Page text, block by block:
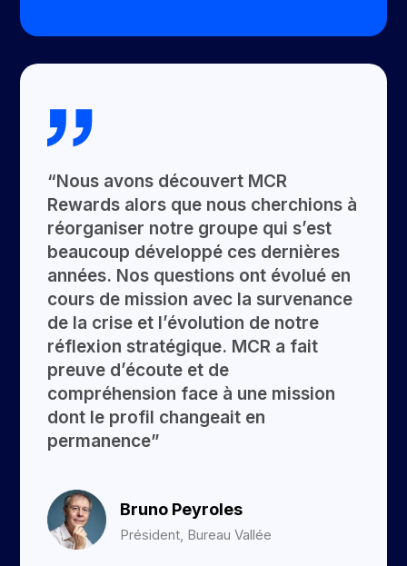
“Nous avons découvert MCR
Rewards alors que nous cherchions à
réorganiser notre groupe qui s’est
beaucoup développé ces dernières
années. Nos questions ont évolué en
cours de mission avec la survenance
de la crise et l’évolution de notre
réflexion stratégique. MCR a fait
preuve d’écoute et de
compréhension face à une mission
dont le profil changeait en
permanence”
Bruno Peyroles
Président, Bureau Vallée